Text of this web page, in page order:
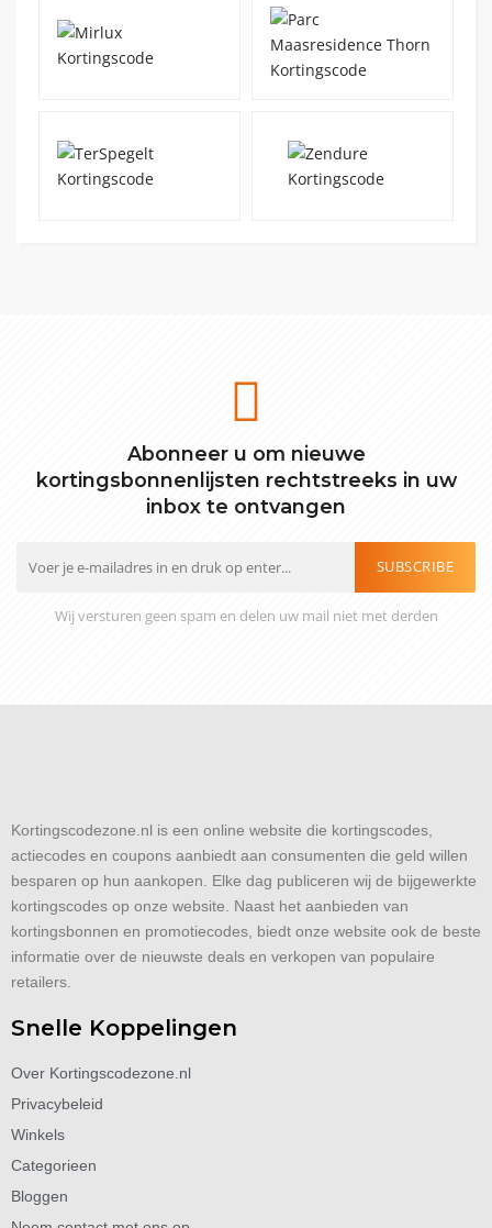
Abonneer u om nieuwe
kortingsbonnenlijsten rechtstreeks in uw
inbox te ontvangen
SUBSCRIBE
Wij versturen geen spam en delen uw mail niet met derden
Kortingscodezone.nl is een online website die kortingscodes,
actiecodes en coupons aanbiedt aan consumenten die geld willen
besparen op hun aankopen. Elke dag publiceren wij de bijgewerkte
kortingscodes op onze website. Naast het aanbieden van
kortingsbonnen en promotiecodes, biedt onze website ook de beste
informatie over de nieuwste deals en verkopen van populaire
retailers.
Snelle Koppelingen
Over Kortingscodezone.nl
Privacybeleid
Winkels
Categorieen
Bloggen